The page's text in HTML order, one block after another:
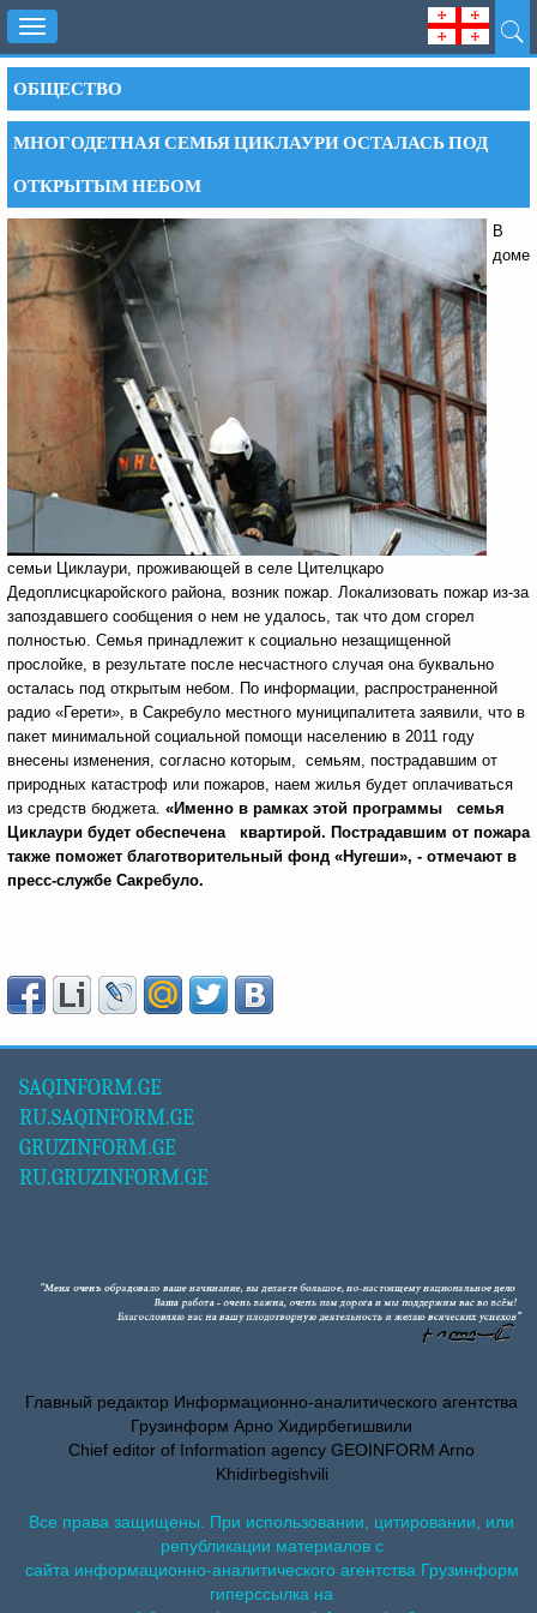
Toggle
navigation
ОБЩЕСТВО
МНОГОДЕТНАЯ СЕМЬЯ ЦИКЛАУРИ ОСТАЛАСЬ ПОД
ОТКРЫТЫМ НЕБОМ
В
доме
семьи Циклаури, проживающей в селе Цителцкаро
Дедоплисцкаройского района, возник пожар. Локализовать пожар из-за
запоздавшего сообщения о нем не удалось, так что дом сгорел
полностью. Семья принадлежит к социально незащищенной
прослойке, в результате после несчастного случая она буквально
осталась под открытым небом. По информации, распространенной
радио «Герети», в Сакребуло местного муниципалитета заявили, что в
пакет минимальной социальной помощи населению в 2011 году
внесены изменения, согласно которым, семьям, пострадавшим от
природных катастроф или пожаров, наем жилья будет оплачиваться
из средств бюджета. «Именно в рамках этой программы семья
Циклаури будет обеспечена квартирой. Пострадавшим от пожара
также поможет благотворительный фонд «Нугеши», - отмечают в
пресс-службе Сакребуло.
SAQINFORM.GE
RU.SAQINFORM.GE
GRUZINFORM.GE
RU.GRUZINFORM.GE
Главный редактор Информационно-аналитического агентства
Грузинформ Арно Хидирбегишвили
Chief editor of Information agency GEOINFORM Arno
Khidirbegishvili
Все права защищены. При использовании, цитировании, или
републикации материалов с
сайта информационно-аналитического агентства Грузинформ
гиперссылка на